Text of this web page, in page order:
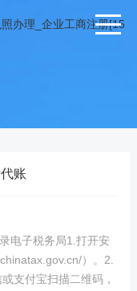
账
电子税务局1.打开安
）。2.
支付宝扫描二维码，